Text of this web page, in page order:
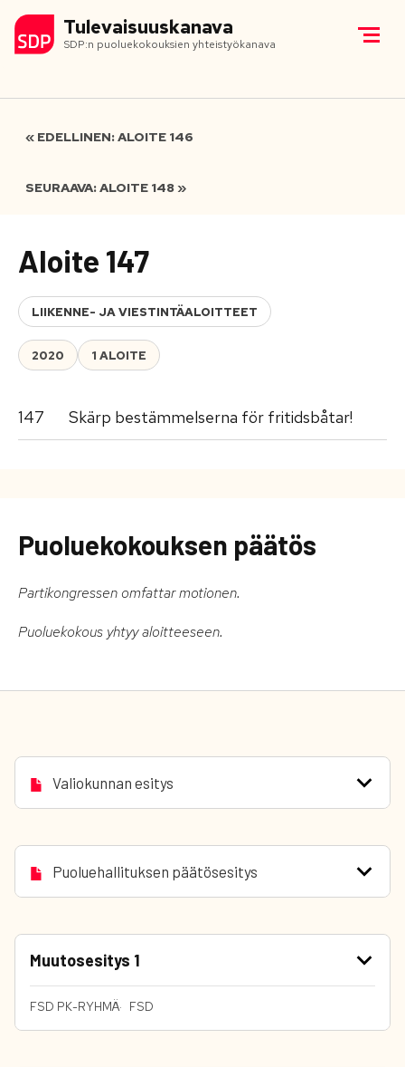
Tulevaisuuskanava
SDP:n puoluekokouksien yhteistyökanava
« EDELLINEN: ALOITE 146
SEURAAVA: ALOITE 148 »
Aloite 147
LIIKENNE- JA VIESTINTÄALOITTEET
2020 1 ALOITE
147 Skärp bestämmelserna för fritidsbåtar!
Puoluekokouksen päätös
Partikongressen omfattar motionen.
Puoluekokous yhtyy aloitteeseen.
Valiokunnan esitys
Puoluehallituksen päätösesitys
Muutosesitys 1
FSD PK-RYHMÄ FSD